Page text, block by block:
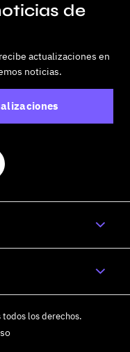
de
actualizaciones en
noticias.
los derechos.